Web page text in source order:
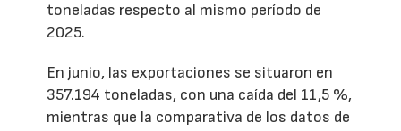
toneladas respecto al mismo período de
2025.
En junio, las exportaciones se situaron en
357.194 toneladas, con una caída del 11,5 %,
mientras que la comparativa de los datos de